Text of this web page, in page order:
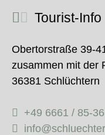
Tourist-Info
Obertorstraße 39-
zusammen mit der
36381 Schlüchtern
+49 6661 / 85-